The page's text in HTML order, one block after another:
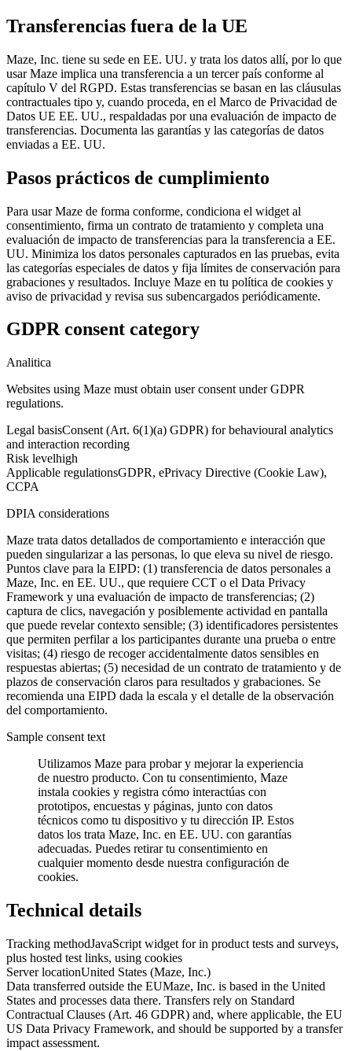
Transferencias fuera de la UE
Maze, Inc. tiene su sede en EE. UU. y trata los datos allí, por lo que
usar Maze implica una transferencia a un tercer país conforme al
capítulo V del RGPD. Estas transferencias se basan en las cláusulas
contractuales tipo y, cuando proceda, en el Marco de Privacidad de
Datos UE EE. UU., respaldadas por una evaluación de impacto de
transferencias. Documenta las garantías y las categorías de datos
enviadas a EE. UU.
Pasos prácticos de cumplimiento
Para usar Maze de forma conforme, condiciona el widget al
consentimiento, firma un contrato de tratamiento y completa una
evaluación de impacto de transferencias para la transferencia a EE.
UU. Minimiza los datos personales capturados en las pruebas, evita
las categorías especiales de datos y fija límites de conservación para
grabaciones y resultados. Incluye Maze en tu política de cookies y
aviso de privacidad y revisa sus subencargados periódicamente.
GDPR consent category
Analitica
Websites using Maze must obtain user consent under GDPR
regulations.
Legal basisConsent (Art. 6(1)(a) GDPR) for behavioural analytics
and interaction recording
Risk levelhigh
Applicable regulationsGDPR, ePrivacy Directive (Cookie Law),
CCPA
DPIA considerations
Maze trata datos detallados de comportamiento e interacción que
pueden singularizar a las personas, lo que eleva su nivel de riesgo.
Puntos clave para la EIPD: (1) transferencia de datos personales a
Maze, Inc. en EE. UU., que requiere CCT o el Data Privacy
Framework y una evaluación de impacto de transferencias; (2)
captura de clics, navegación y posiblemente actividad en pantalla
que puede revelar contexto sensible; (3) identificadores persistentes
que permiten perfilar a los participantes durante una prueba o entre
visitas; (4) riesgo de recoger accidentalmente datos sensibles en
respuestas abiertas; (5) necesidad de un contrato de tratamiento y de
plazos de conservación claros para resultados y grabaciones. Se
recomienda una EIPD dada la escala y el detalle de la observación
del comportamiento.
Sample consent text
Utilizamos Maze para probar y mejorar la experiencia
de nuestro producto. Con tu consentimiento, Maze
instala cookies y registra cómo interactúas con
prototipos, encuestas y páginas, junto con datos
técnicos como tu dispositivo y tu dirección IP. Estos
datos los trata Maze, Inc. en EE. UU. con garantías
adecuadas. Puedes retirar tu consentimiento en
cualquier momento desde nuestra configuración de
cookies.
Technical details
Tracking methodJavaScript widget for in product tests and surveys,
plus hosted test links, using cookies
Server locationUnited States (Maze, Inc.)
Data transferred outside the EUMaze, Inc. is based in the United
States and processes data there. Transfers rely on Standard
Contractual Clauses (Art. 46 GDPR) and, where applicable, the EU
US Data Privacy Framework, and should be supported by a transfer
impact assessment.